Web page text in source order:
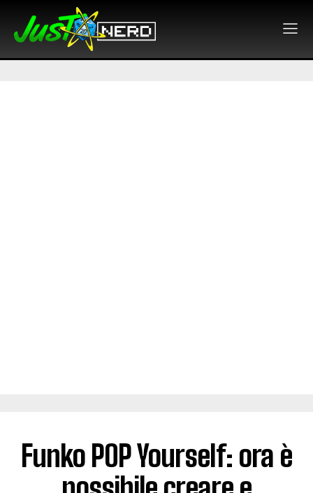
Funko POP Yourself: ora è